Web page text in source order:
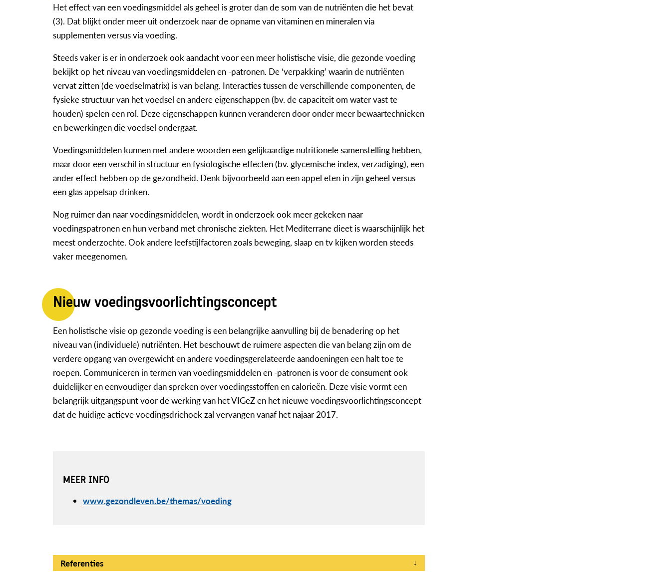
Het effect van een voedingsmiddel als geheel is groter dan de som van de nutriënten die het bevat
(3). Dat blijkt onder meer uit onderzoek naar de opname van vitaminen en mineralen via
supplementen versus via voeding.
Steeds vaker is er in onderzoek ook aandacht voor een meer holistische visie, die gezonde voeding
bekijkt op het niveau van voedingsmiddelen en -patronen. De ‘verpakking’ waarin de nutriënten
vervat zitten (de voedselmatrix) is van belang. Interacties tussen de verschillende componenten, de
fysieke structuur van het voedsel en andere eigenschappen (bv. de capaciteit om water vast te
houden) spelen een rol. Deze eigenschappen kunnen veranderen door onder meer bewaartechnieken
en bewerkingen die voedsel ondergaat.
Voedingsmiddelen kunnen met andere woorden een gelijkaardige nutritionele samenstelling hebben,
maar door een verschil in structuur en fysiologische effecten (bv. glycemische index, verzadiging), een
ander effect hebben op de gezondheid. Denk bijvoorbeeld aan een appel eten in zijn geheel versus
een glas appelsap drinken.
Nog ruimer dan naar voedingsmiddelen, wordt in onderzoek ook meer gekeken naar
voedingspatronen en hun verband met chronische ziekten. Het Mediterrane dieet is waarschijnlijk het
meest onderzochte. Ook andere leefstijlfactoren zoals beweging, slaap en tv kijken worden steeds
vaker meegenomen.
Nieuw voedingsvoorlichtingsconcept
Een holistische visie op gezonde voeding is een belangrijke aanvulling bij de benadering op het
niveau van (individuele) nutriënten. Het beschouwt de ruimere aspecten die van belang zijn om de
verdere opgang van overgewicht en andere voedingsgerelateerde aandoeningen een halt toe te
roepen. Communiceren in termen van voedingsmiddelen en -patronen is voor de consument ook
duidelijker en eenvoudiger dan spreken over voedingsstoffen en calorieën. Deze visie vormt een
belangrijk uitgangspunt voor de werking van het VIGeZ en het nieuwe voedingsvoorlichtingsconcept
dat de huidige actieve voedingsdriehoek zal vervangen vanaf het najaar 2017.
MEER INFO
www.gezondleven.be/themas/voeding
↓
Referenties